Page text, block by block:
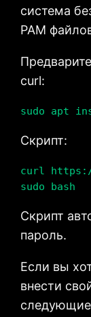
система
PAM
curl:
sudo apt
Скрипт:
curl
sudo bash
Скрипт
пароль.
Если вы
внести